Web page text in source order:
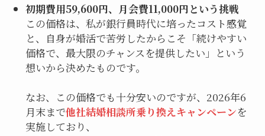
初期費用59,600円、月会費11,000円という挑戦
この価格は、私が銀行員時代に培ったコスト感覚
と、自身が婚活で苦労したからこそ「続けやすい
価格で、最大限のチャンスを提供したい」という
想いから決めたものです。
なお、この価格でも十分安いのですが、2026年6
月末まで他社結婚相談所乗り換えキャンペーンを
実施しており、